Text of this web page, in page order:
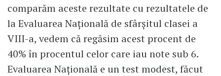
comparăm aceste rezultate cu rezultatele de
la Evaluarea Națională de sfârșitul clasei a
VIII-a, vedem că regăsim acest procent de
40% în procentul celor care iau note sub 6.
Evaluarea Națională e un test modest, făcut